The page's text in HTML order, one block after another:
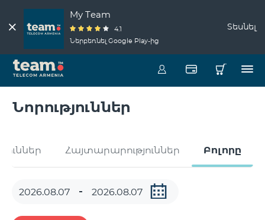
My Team
4.1
Ներբեռնել Google Play-ից
Տեսնել
Նորություններ
Հայտարարություններ Բոլորը